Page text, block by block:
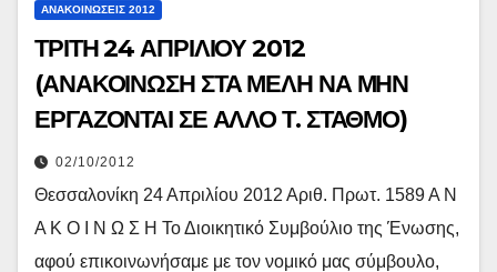
ΑΝΑΚΟΙΝΏΣΕΙΣ 2012
ΤΡΙΤΗ 24 ΑΠΡΙΛΙΟΥ 2012
(ΑΝΑΚΟΙΝΩΣΗ ΣΤΑ ΜΕΛΗ ΝΑ ΜΗΝ
ΕΡΓΑΖΟΝΤΑΙ ΣΕ ΑΛΛΟ Τ. ΣΤΑΘΜΟ)
02/10/2012
Θεσσαλονίκη 24 Απριλίου 2012 Αριθ. Πρωτ. 1589 Α Ν
Α Κ Ο Ι Ν Ω Σ Η Το Διοικητικό Συμβούλιο της Ένωσης,
αφού επικοινωνήσαμε με τον νομικό μας σύμβουλο,